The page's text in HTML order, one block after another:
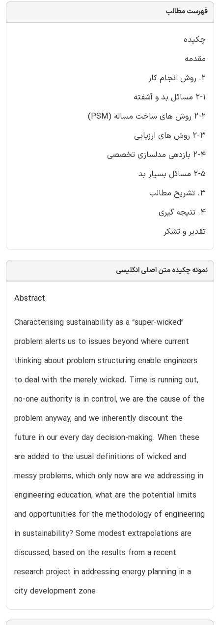
فهرست مطالب
چکیده
مقدمه
2. روش انجام کار
2-1 مسائل بد و آشفته
2-2 روش های ساخت مساله (PSM)
2-3 روش های ارزیابی
2-4 بازدهی مدلسازی تخصصی
2-5 مسائل بسیار بد
3. تشریح مطالب
4. نتیجه گیری
تقدیر و تشکر
نمونه چکیده متن اصلی انگلیسی
Abstract
Characterising sustainability as a “super-wicked”
problem alerts us to issues beyond where current
thinking about problem structuring enable engineers
to deal with the merely wicked. Time is running out,
no-one authority is in control, we are the cause of the
problem anyway, and we inherently discount the
future in our every day decision-making. When these
are added to the usual definitions of wicked and
messy problems, which only now are we addressing in
engineering education, what are the potential limits
and opportunities for the methodology of engineering
in sustainability? Some modest extrapolations are
discussed, based on the results from a recent
research project in addressing energy planning in a
city development zone.